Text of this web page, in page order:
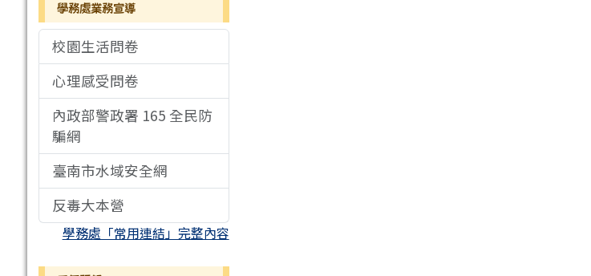
學務處業務宣導
校園生活問卷
心理感受問卷
內政部警政署 165 全民防
騙網
臺南市水域安全網
反毒大本營
學務處「常用連結」完整內容